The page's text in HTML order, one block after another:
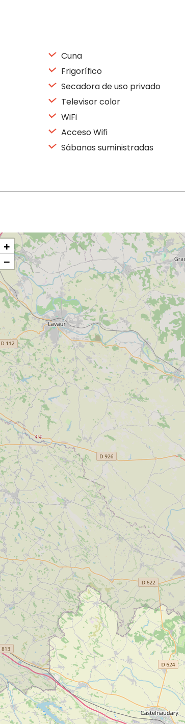
Cuna
Frigorífico
Secadora de uso privado
Televisor color
WiFi
Acceso Wifi
Sábanas suministradas
+
−